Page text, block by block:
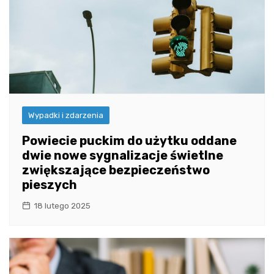
Wypadki i zdarzenia
Powiecie puckim do użytku oddane
dwie nowe sygnalizacje świetlne
zwiększające bezpieczeństwo
pieszych
18 lutego 2025